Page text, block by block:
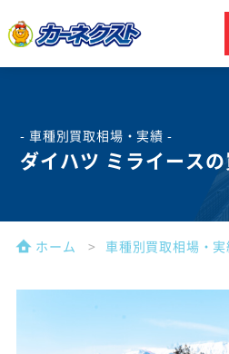
- 車種別買取相場・実績 -
ダイハツ ミライース
ホーム 車種別買取相場・実